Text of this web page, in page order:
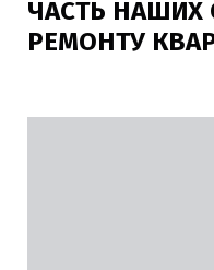
ЧАСТЬ НАШИХ
РЕМОНТУ